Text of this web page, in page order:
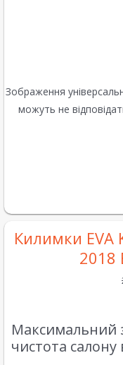
Зображення
можуть не
Килимки EVA
2018
Максимальний
чистота